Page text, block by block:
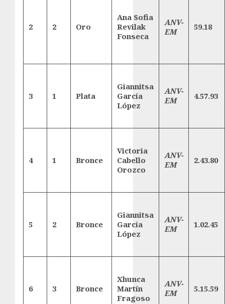
2 2 Oro
Ana Sofia
Revilak
Fonseca
ANV-
EM
59.18
3 1 Plata
Giannitsa
García
López
ANV-
EM
4.57.93
4 1 Bronce
Victoria
Cabello
Orozco
ANV-
EM
2.43.80
5 2 Bronce
Giannitsa
García
López
ANV-
EM
1.02.45
6 3 Bronce
Xhunca
Martín
Fragoso
ANV-
EM
5.15.59